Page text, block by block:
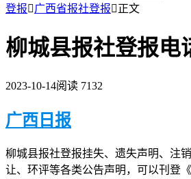
登报广西省报社登报正文
柳城县报社登报电
2023-10-14阅读 7132
广西日报
柳城县报社登报挂失、遗失声明、注
让、环评等各类公告声明，可以刊登